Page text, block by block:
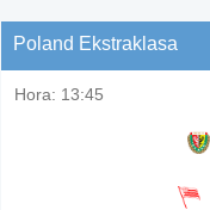
Poland Ekstraklasa
Hora: 13:45